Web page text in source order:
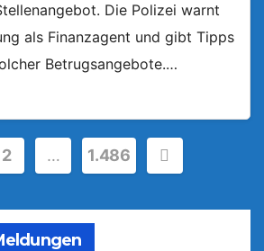
Die Polizei warnt
als Finanzagent und gibt Tipps
Betrugsangebote.…
2 … 1.486